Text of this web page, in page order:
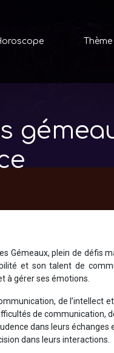
Gémeaux, plein de défis
et son talent de
à gérer ses émotions.
de l’intellect
de communication,
dans leurs échanges
dans leurs interactions.